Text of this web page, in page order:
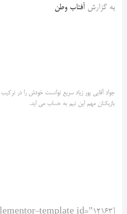
به گزارش آفتاب وطن
جواد آقایی پور زیاد سریع توانست خودش را در
بازیکنان مهم این تیم به حساب می اید.